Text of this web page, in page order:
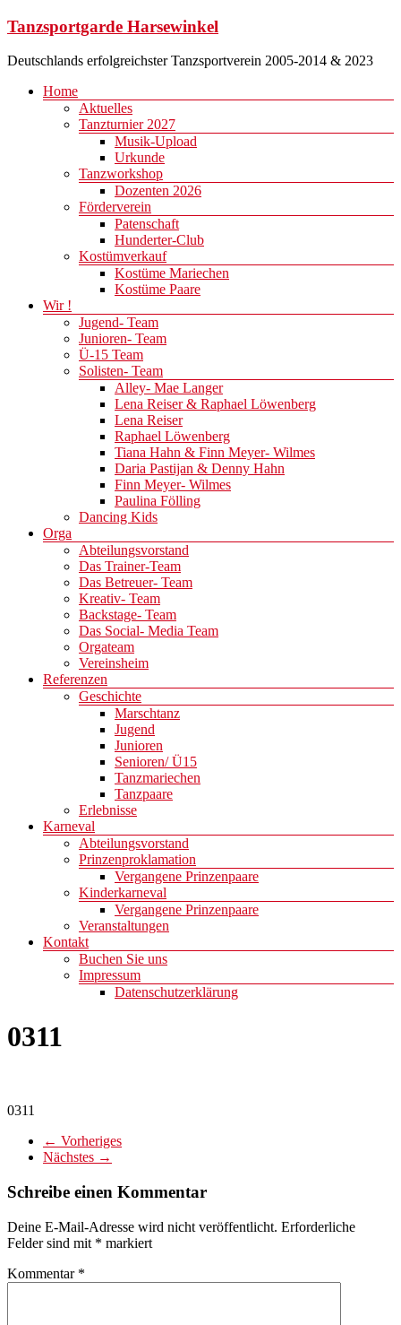
Zum
springen
Tanzsportgarde Harsewinkel
Deutschlands erfolgreichster Tanzsportverein 2005-2014 & 2023
Menü
Home
Aktuelles
Tanzturnier 2027
Musik-Upload
Urkunde
Tanzworkshop
Dozenten 2026
Förderverein
Patenschaft
Hunderter-Club
Kostümverkauf
Kostüme Mariechen
Kostüme Paare
Wir !
Jugend- Team
Junioren- Team
Ü-15 Team
Solisten- Team
Alley- Mae Langer
Lena Reiser & Raphael Löwenberg
Lena Reiser
Raphael Löwenberg
Tiana Hahn & Finn Meyer- Wilmes
Daria Pastijan & Denny Hahn
Finn Meyer- Wilmes
Paulina Fölling
Dancing Kids
Orga
Abteilungsvorstand
Das Trainer-Team
Das Betreuer- Team
Kreativ- Team
Backstage- Team
Das Social- Media Team
Orgateam
Vereinsheim
Referenzen
Geschichte
Marschtanz
Jugend
Junioren
Senioren/ Ü15
Tanzmariechen
Tanzpaare
Erlebnisse
Karneval
Abteilungsvorstand
Prinzenproklamation
Vergangene Prinzenpaare
Kinderkarneval
Vergangene Prinzenpaare
Veranstaltungen
Kontakt
Buchen Sie uns
Impressum
Datenschutzerklärung
0311
0311
← Vorheriges
Nächstes →
Schreibe einen Kommentar
Deine E-Mail-Adresse wird nicht veröffentlicht. Erforderliche
Felder sind mit * markiert
Kommentar *